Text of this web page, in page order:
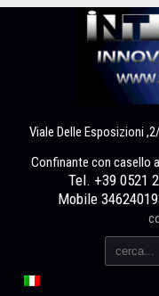
Viale Delle Esposizioni
Confinante con casello
Tel. +39 0521
Mobile